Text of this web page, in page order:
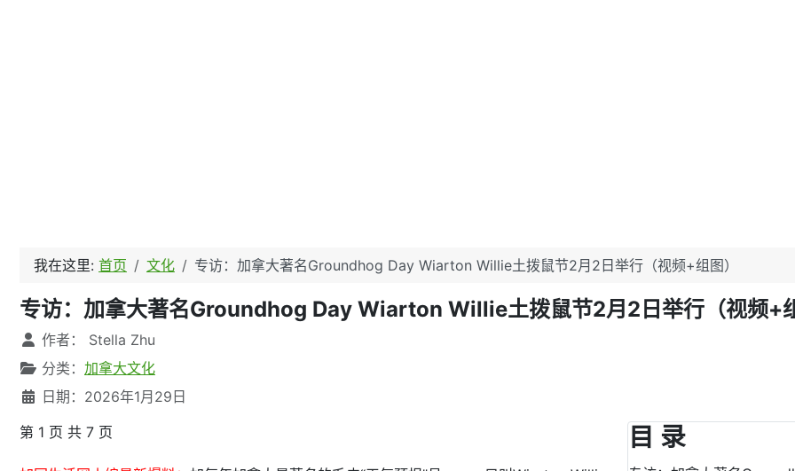
我在这里: 首页 文化 专访：加拿大著名Groundhog Day Wiarton Willie土拨鼠节2月2日举行（视频+组图）
专访：加拿大著名Groundhog Day Wiarton Willie土拨鼠节2月2日举行（视频+
文章信息
作者： Stella Zhu
分类： 加拿大文化
日期：2026年1月29日
目 录
第 1 页 共 7 页